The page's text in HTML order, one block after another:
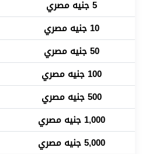
5 جنيه مصري
10 جنيه مصري
50 جنيه مصري
100 جنيه مصري
500 جنيه مصري
1,000 جنيه مصري
5,000 جنيه مصري